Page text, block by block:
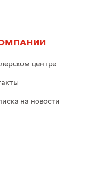
центре
на новости